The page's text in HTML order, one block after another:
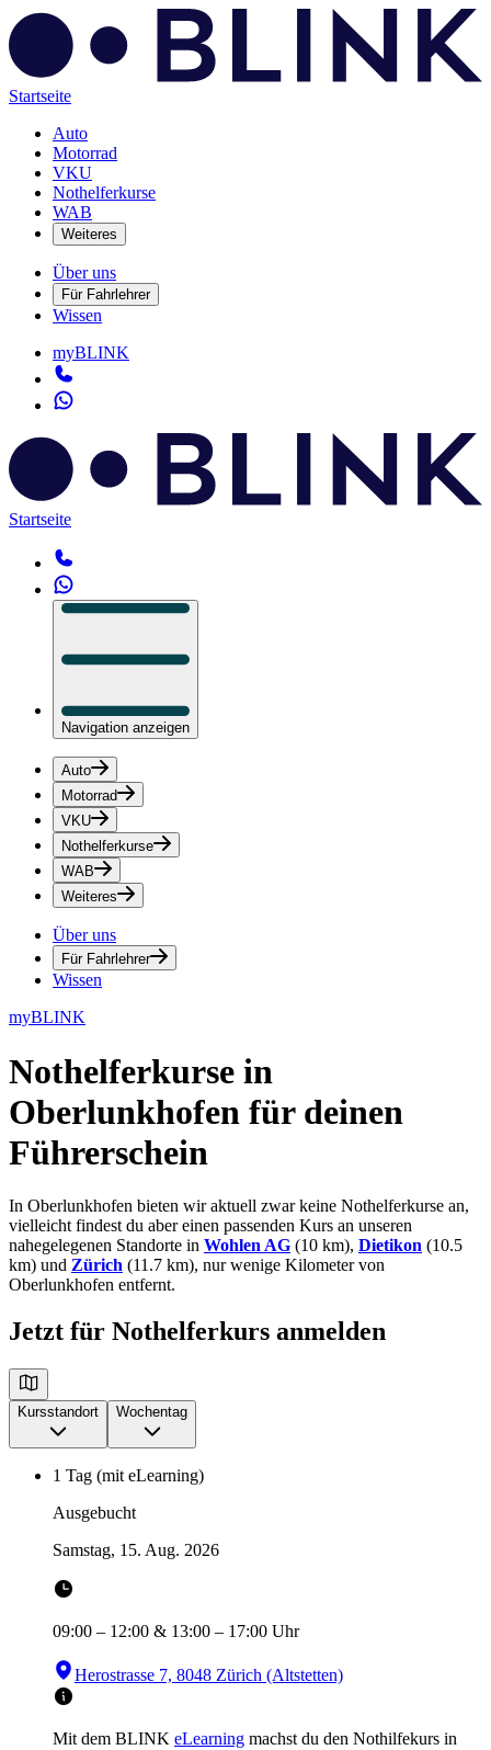
Startseite
Auto
Motorrad
VKU
Nothelferkurse
WAB
Weiteres
Über uns
Für Fahrlehrer
Wissen
myBLINK
Startseite
Navigation anzeigen
Auto
Motorrad
VKU
Nothelferkurse
WAB
Weiteres
Über uns
Für Fahrlehrer
Wissen
myBLINK
Nothelferkurse in
Oberlunkhofen für deinen
Führerschein
In Oberlunkhofen bieten wir aktuell zwar keine Nothelferkurse an,
vielleicht findest du aber einen passenden Kurs an unseren
nahegelegenen Standorte in Wohlen AG (10 km), Dietikon (10.5
km) und Zürich (11.7 km), nur wenige Kilometer von
Oberlunkhofen entfernt.
Jetzt für Nothelferkurs anmelden
Kursstandort Wochentag
1 Tag (mit eLearning)
Ausgebucht
Samstag, 15. Aug. 2026
09:00 – 12:00 & 13:00 – 17:00 Uhr
Herostrasse 7, 8048 Zürich (Altstetten)
Mit dem BLINK eLearning machst du den Nothilfekurs in